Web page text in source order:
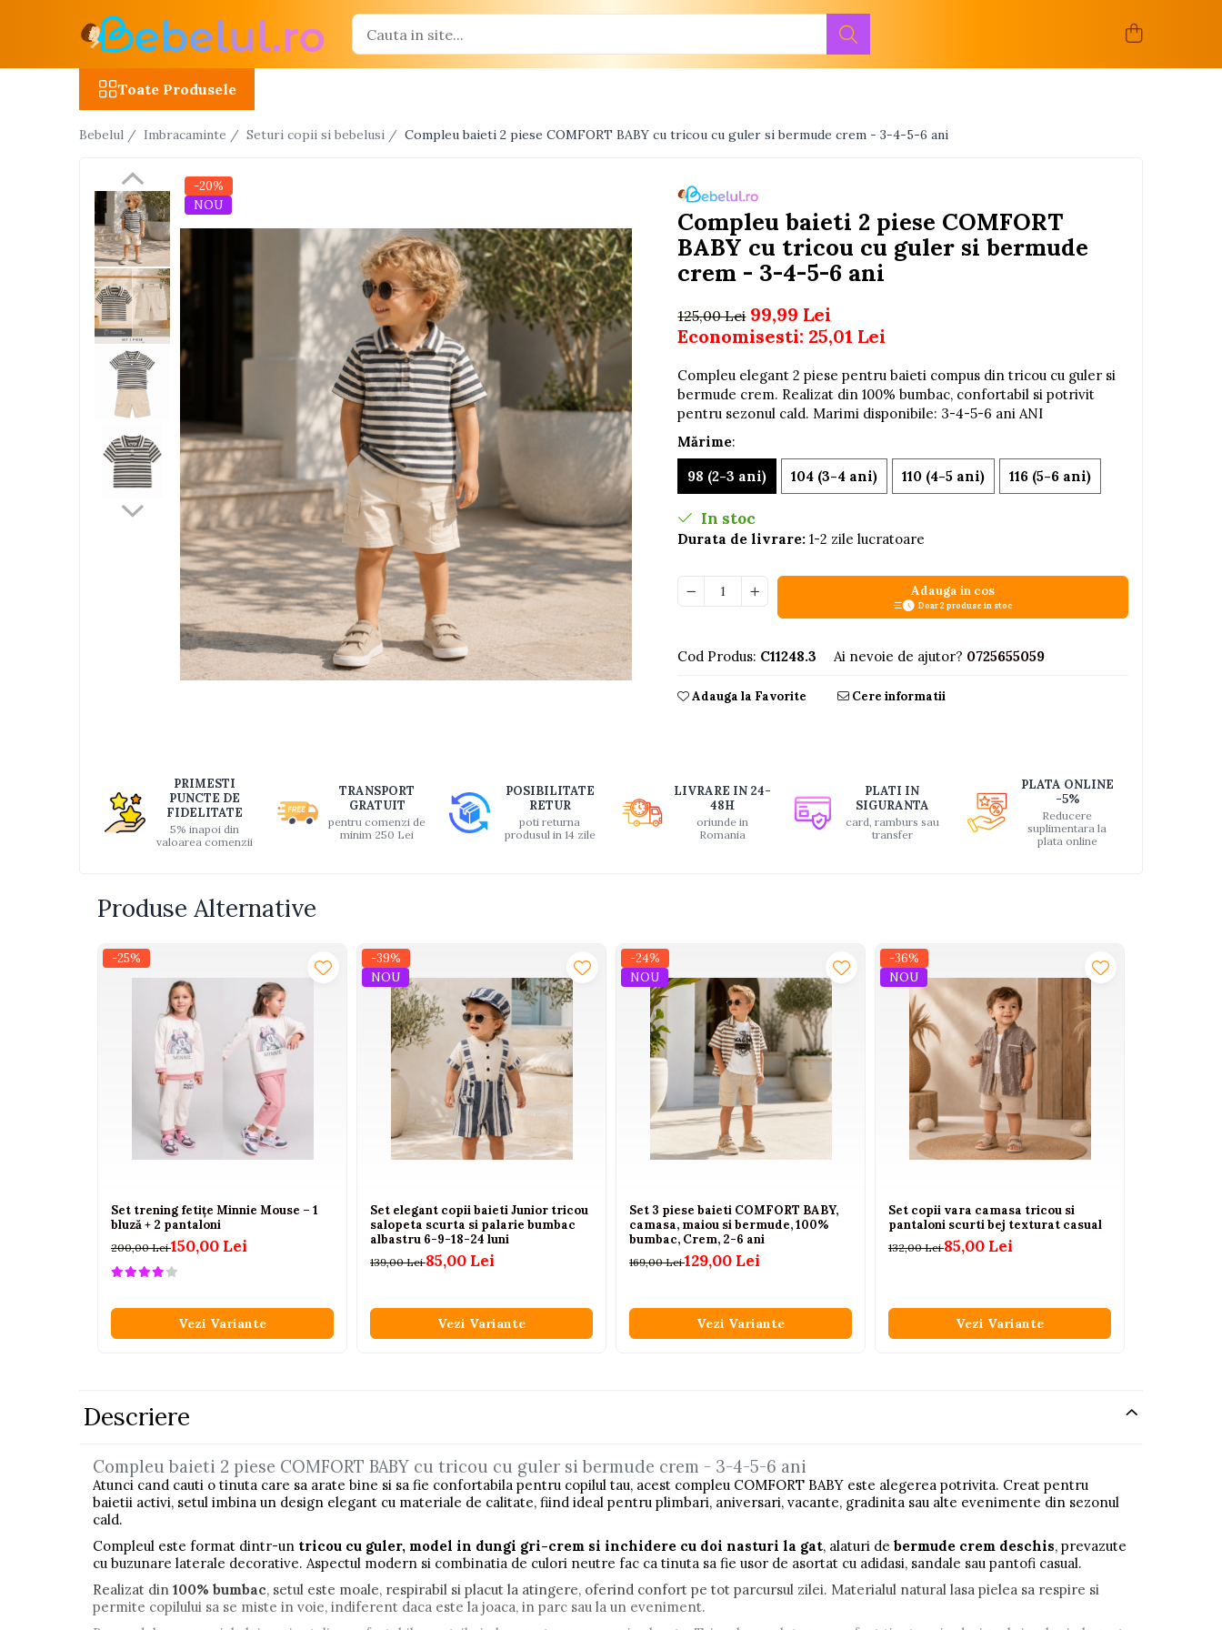
Masinute R/C
Avioane si elicoptere R/C
Camioane R/C
Motociclete R/C
Utilaje constructii R/C
Jucarii bebelusi
Interactive, educative si muzicale
Saltelute si centre de activitati
Caluti balansoar
Interactive, educative si
Ateliere si unelte
Covorase de dans
Electrocasnice si bucatarii
Jucarii educative din lemn
Muzica si instrumente
Saltelute si centre de activitati
Seturi de rufe
Trenuri cu sine
Vehicule de constructii
Jucarii exterior
Toate Produsele
Bebelul / Imbracaminte / Seturi copii si bebelusi / Compleu baieti 2 piese COMFORT BABY cu tricou cu guler si bermude crem - 3-4-5-6 ani
Compleu baieti 2 piese COMFORT
BABY cu tricou cu guler si bermude
crem - 3-4-5-6 ani
-20%
NOU
Facebook
125,00 Lei 99,99 Lei
Economisesti: 25,01 Lei
Compleu elegant 2 piese pentru baieti compus din tricou cu guler si
bermude crem. Realizat din 100% bumbac, confortabil si potrivit
pentru sezonul cald. Marimi disponibile: 3-4-5-6 ani ANI
Mărime:
98 (2-3 ani)
104 (3-4 ani) 110 (4-5 ani) 116 (5-6 ani)
In stoc
Durata de livrare: 1-2 zile lucratoare
Adauga in cos
Doar 2 produse in stoc
Cod Produs: C11248.3 Ai nevoie de ajutor? 0725655059
Adauga la Favorite Cere informatii
PRIMESTI
PUNCTE DE
FIDELITATE
5% inapoi din
valoarea comenzii
TRANSPORT
GRATUIT
pentru comenzi de
minim 250 Lei
POSIBILITATE
RETUR
poti returna
produsul in 14 zile
LIVRARE IN 24-
48H
oriunde in
Romania
PLATI IN
SIGURANTA
card, ramburs sau
transfer
PLATA ONLINE
-5%
Reducere
suplimentara la
plata online
Produse Alternative
-25%
Set trening fetițe Minnie Mouse – 1
bluză + 2 pantaloni
200,00 Lei150,00 Lei
Vezi Variante
-39%
NOU
Set elegant copii baieti Junior tricou
salopeta scurta si palarie bumbac
albastru 6-9-18-24 luni
139,00 Lei85,00 Lei
Vezi Variante
-24%
NOU
Set 3 piese baieti COMFORT BABY,
camasa, maiou si bermude, 100%
bumbac, Crem, 2-6 ani
169,00 Lei129,00 Lei
Vezi Variante
-36%
NOU
Set copii vara camasa tricou si
pantaloni scurti bej texturat casual
132,00 Lei85,00 Lei
Vezi Variante
Descriere
Compleu baieti 2 piese COMFORT BABY cu tricou cu guler si bermude crem - 3-4-5-6 ani
Atunci cand cauti o tinuta care sa arate bine si sa fie confortabila pentru copilul tau, acest compleu COMFORT BABY este alegerea potrivita. Creat pentru
baietii activi, setul imbina un design elegant cu materiale de calitate, fiind ideal pentru plimbari, aniversari, vacante, gradinita sau alte evenimente din sezonul
cald.
Compleul este format dintr-un tricou cu guler, model in dungi gri-crem si inchidere cu doi nasturi la gat, alaturi de bermude crem deschis, prevazute
cu buzunare laterale decorative. Aspectul modern si combinatia de culori neutre fac ca tinuta sa fie usor de asortat cu adidasi, sandale sau pantofi casual.
Realizat din 100% bumbac, setul este moale, respirabil si placut la atingere, oferind confort pe tot parcursul zilei. Materialul natural lasa pielea sa respire si
permite copilului sa se miste in voie, indiferent daca este la joaca, in parc sau la un eveniment.